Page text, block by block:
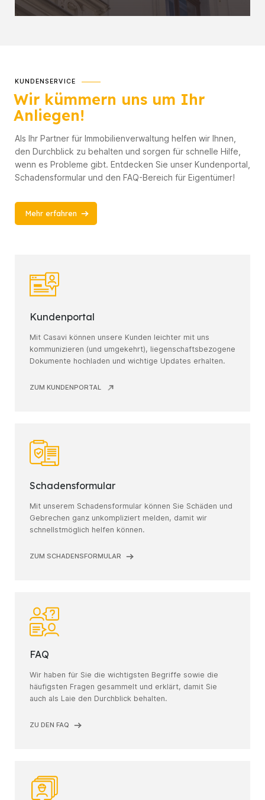
KUNDENSERVICE
Wir kümmern uns um Ihr
Anliegen!
Als Ihr Partner für Immobilienverwaltung helfen wir Ihnen,
den Durchblick zu behalten und sorgen für schnelle Hilfe,
wenn es Probleme gibt. Entdecken Sie unser Kundenportal,
Schadensformular und den FAQ-Bereich für Eigentümer!
Mehr erfahren
Kundenportal
Mit Casavi können unsere Kunden leichter mit uns
kommunizieren (und umgekehrt), liegenschaftsbezogene
Dokumente hochladen und wichtige Updates erhalten.
ZUM KUNDENPORTAL
Schadensformular
Mit unserem Schadensformular können Sie Schäden und
Gebrechen ganz unkompliziert melden, damit wir
schnellstmöglich helfen können.
ZUM SCHADENSFORMULAR
FAQ
Wir haben für Sie die wichtigsten Begriffe sowie die
häufigsten Fragen gesammelt und erklärt, damit Sie
auch als Laie den Durchblick behalten.
ZU DEN FAQ